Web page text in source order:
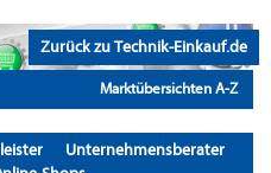
Zurück zu Technik-Einkauf.de
Marktübersichten A-Z
Unternehmensberater